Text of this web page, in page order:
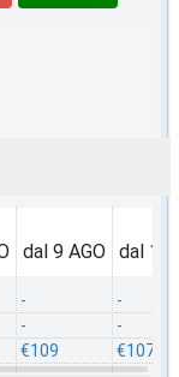
dal 9 AGO
-
-
€109
dal 16
-
-
€107